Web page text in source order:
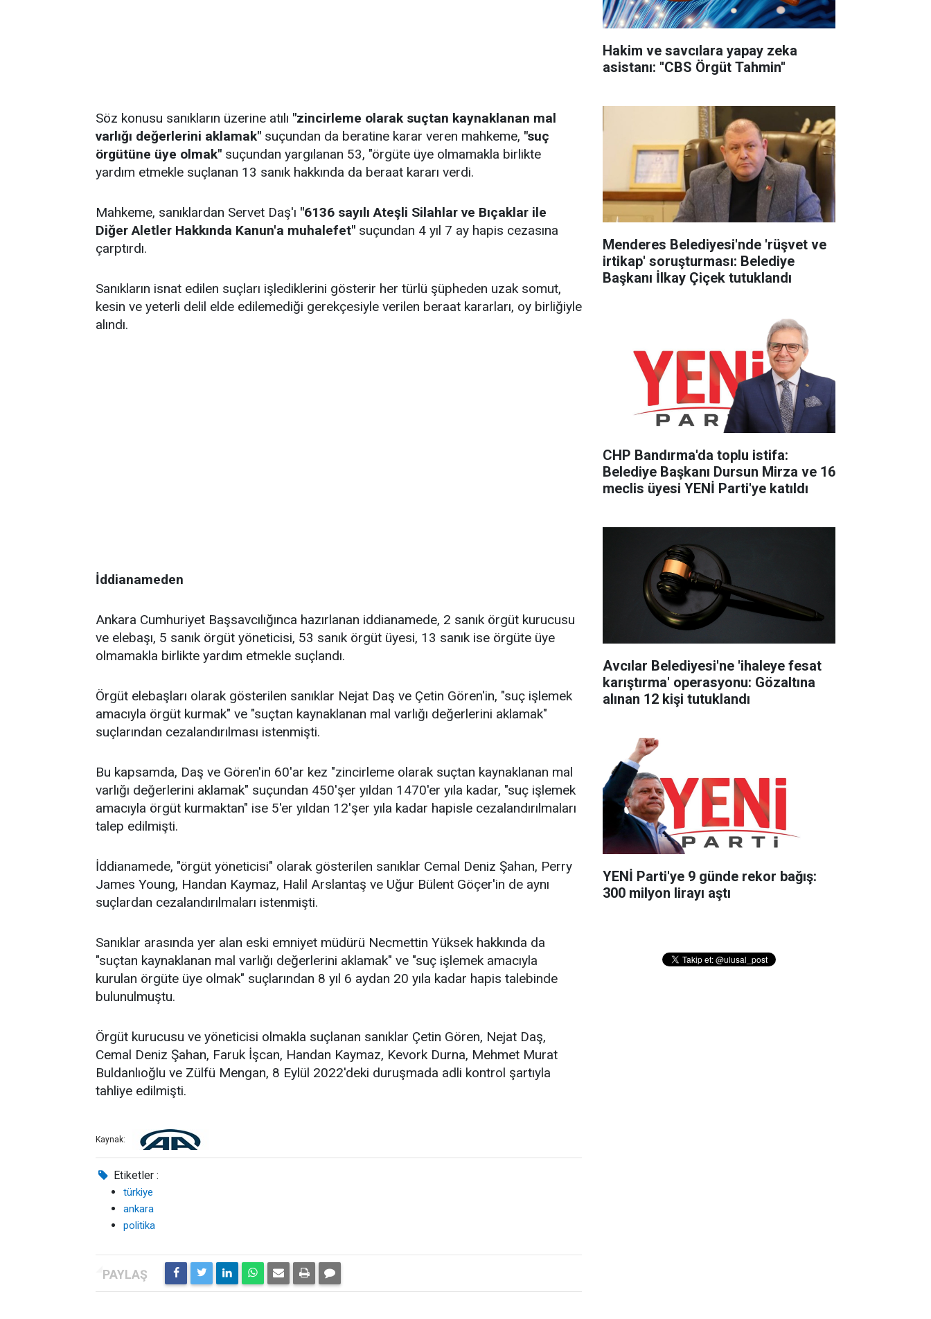
Söz konusu sanıkların üzerine atılı "zincirleme olarak suçtan kaynaklanan mal
varlığı değerlerini aklamak" suçundan da beratine karar veren mahkeme, "suç
örgütüne üye olmak" suçundan yargılanan 53, "örgüte üye olmamakla birlikte
yardım etmekle suçlanan 13 sanık hakkında da beraat kararı verdi.
Mahkeme, sanıklardan Servet Daş'ı "6136 sayılı Ateşli Silahlar ve Bıçaklar ile
Diğer Aletler Hakkında Kanun'a muhalefet" suçundan 4 yıl 7 ay hapis cezasına
çarptırdı.
Sanıkların isnat edilen suçları işlediklerini gösterir her türlü şüpheden uzak somut,
kesin ve yeterli delil elde edilemediği gerekçesiyle verilen beraat kararları, oy birliğiyle
alındı.
İddianameden
Ankara Cumhuriyet Başsavcılığınca hazırlanan iddianamede, 2 sanık örgüt kurucusu
ve elebaşı, 5 sanık örgüt yöneticisi, 53 sanık örgüt üyesi, 13 sanık ise örgüte üye
olmamakla birlikte yardım etmekle suçlandı.
Örgüt elebaşları olarak gösterilen sanıklar Nejat Daş ve Çetin Gören'in, "suç işlemek
amacıyla örgüt kurmak" ve "suçtan kaynaklanan mal varlığı değerlerini aklamak"
suçlarından cezalandırılması istenmişti.
Bu kapsamda, Daş ve Gören'in 60'ar kez "zincirleme olarak suçtan kaynaklanan mal
varlığı değerlerini aklamak" suçundan 450'şer yıldan 1470'er yıla kadar, "suç işlemek
amacıyla örgüt kurmaktan" ise 5'er yıldan 12'şer yıla kadar hapisle cezalandırılmaları
talep edilmişti.
İddianamede, "örgüt yöneticisi" olarak gösterilen sanıklar Cemal Deniz Şahan, Perry
James Young, Handan Kaymaz, Halil Arslantaş ve Uğur Bülent Göçer'in de aynı
suçlardan cezalandırılmaları istenmişti.
Sanıklar arasında yer alan eski emniyet müdürü Necmettin Yüksek hakkında da
"suçtan kaynaklanan mal varlığı değerlerini aklamak" ve "suç işlemek amacıyla
kurulan örgüte üye olmak" suçlarından 8 yıl 6 aydan 20 yıla kadar hapis talebinde
bulunulmuştu.
Örgüt kurucusu ve yöneticisi olmakla suçlanan sanıklar Çetin Gören, Nejat Daş,
Cemal Deniz Şahan, Faruk İşcan, Handan Kaymaz, Kevork Durna, Mehmet Murat
Buldanlıoğlu ve Zülfü Mengan, 8 Eylül 2022'deki duruşmada adli kontrol şartıyla
tahliye edilmişti.
Kaynak:
Etiketler :
türkiye
ankara
politika
Hakim ve savcılara yapay zeka
asistanı: ''CBS Örgüt Tahmin''
Menderes Belediyesi'nde 'rüşvet ve
irtikap' soruşturması: Belediye
Başkanı İlkay Çiçek tutuklandı
CHP Bandırma'da toplu istifa:
Belediye Başkanı Dursun Mirza ve 16
meclis üyesi YENİ Parti'ye katıldı
Avcılar Belediyesi'ne 'ihaleye fesat
karıştırma' operasyonu: Gözaltına
alınan 12 kişi tutuklandı
YENİ Parti'ye 9 günde rekor bağış:
300 milyon lirayı aştı